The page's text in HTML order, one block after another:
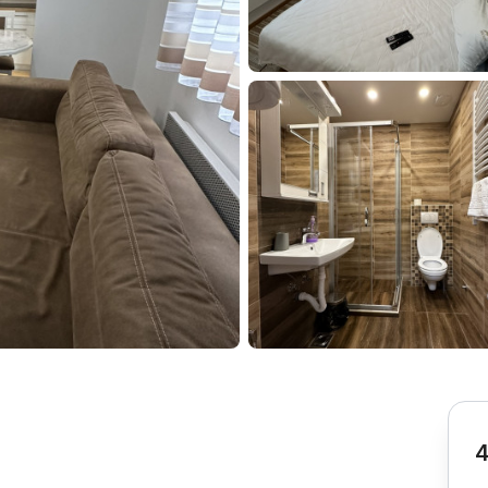
Nova Varoš
Kruševac Pirot
Novi Pazar Zrenjanin Vršac
Gornji Milanovac Raška Leskovac
Požarevac Senta
Sremska
Mitrovica
Ljubovija
Topola Bela Crkva Negotin